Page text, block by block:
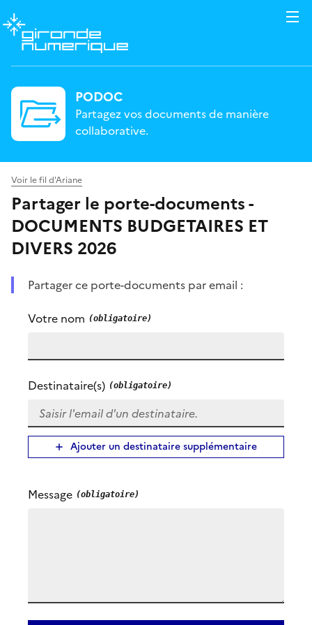
PODOC
Partagez vos documents de manière
collaborative.
Voir le fil d'Ariane
Partager le porte-documents -
DOCUMENTS BUDGETAIRES ET
DIVERS 2026
Partager ce porte-documents par email :
Votre nom
Destinataire(s)
Ajouter un destinataire supplémentaire
Message